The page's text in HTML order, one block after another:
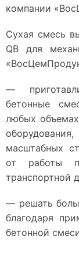
компании
Сухая смесь
QB для
—
бетонные
любых
масштабных
от работы
транспортной
— решать
благодаря
бетонной